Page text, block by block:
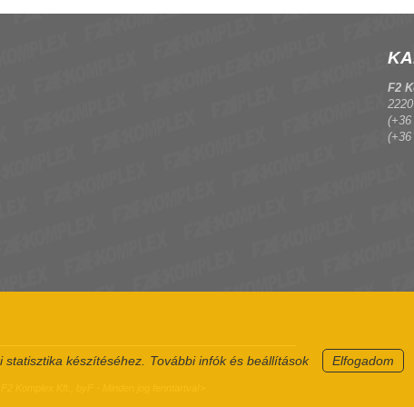
készítéséhez. További infók és beállítások Elfogadom
F2
(+36
(+36